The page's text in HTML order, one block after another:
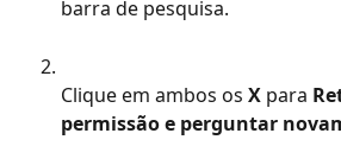
barra de pesquisa.
Clique em ambos os X para
permissão e perguntar